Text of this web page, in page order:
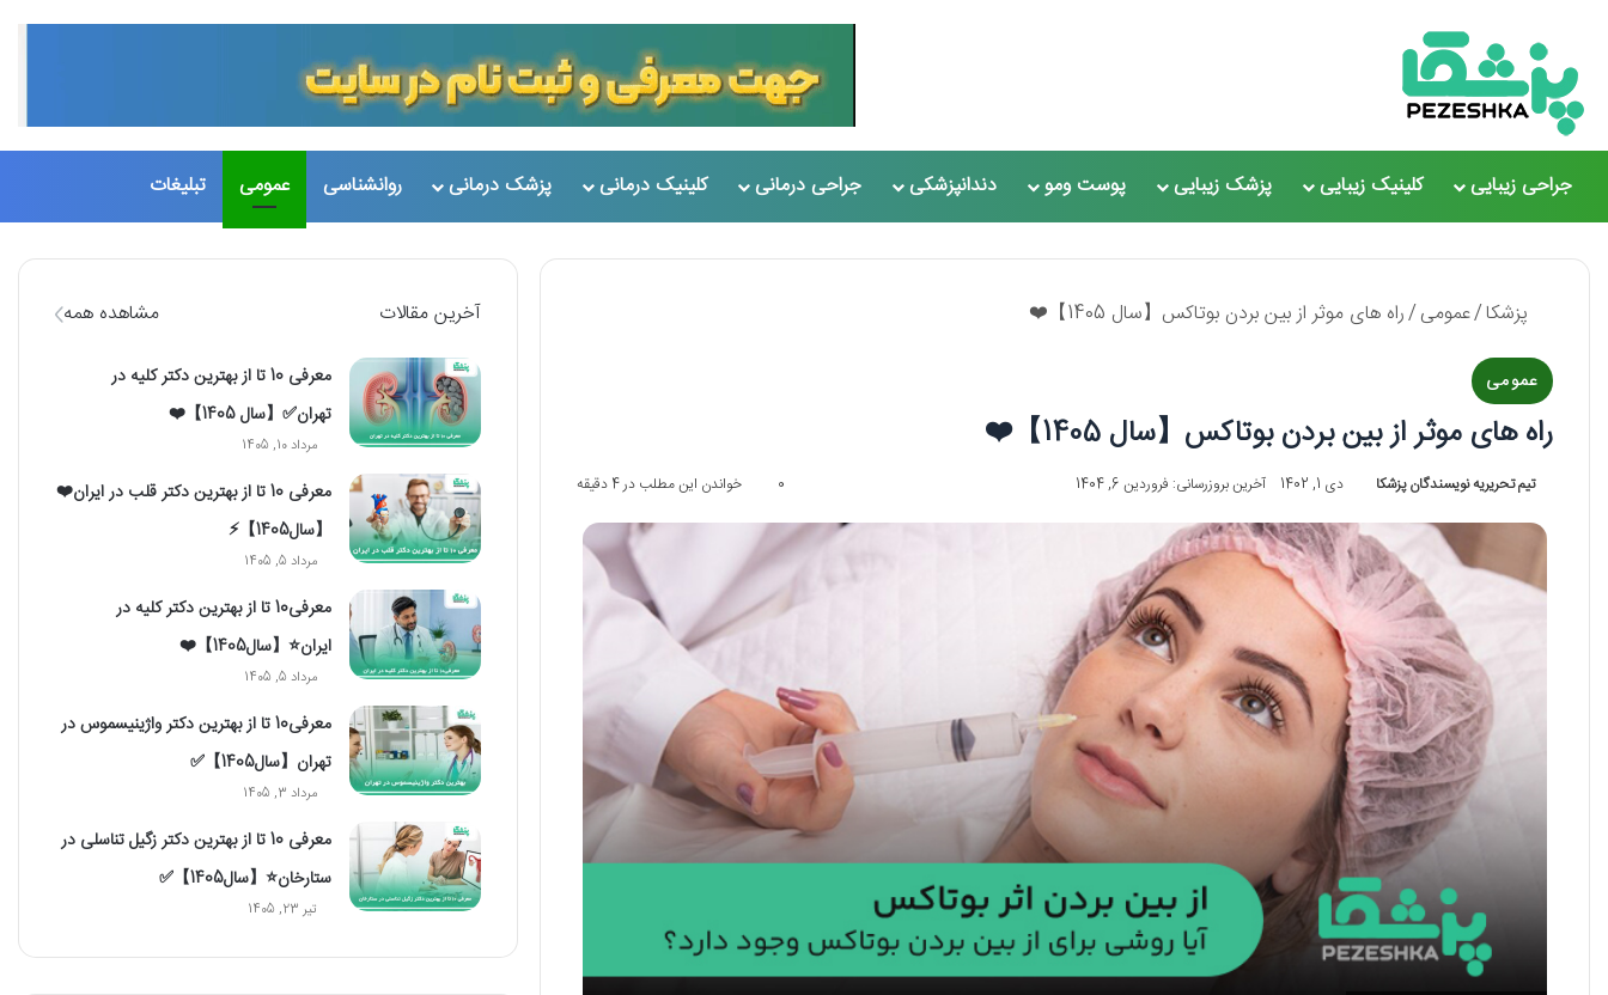
جراحی زیبایی کلینیک زیبایی پزشک زیبایی پوست ومو دندانپزشکی جراحی درمانی کلینیک درمانی پزشک درمانی روانشناسی عمومی تبلیغات
پزشکا/عمومی/راه های موثر از بین بردن بوتاکس【سال 1405】❤️
عمومی
راه های موثر از بین بردن بوتاکس【سال 1405】❤️
تیم تحریریه نویسندگان پزشکا دی 1, 1402 آخرین بروزرسانی: فروردین 6, 1404 0 خواندن این مطلب در 4 دقیقه
آخرین مقالات مشاهده همه
معرفی 10 تا از بهترین دکتر کلیه در
تهران✅【سال 1405】❤️
مرداد 10, 1405
معرفی 10 تا از بهترین دکتر قلب در ایران❤️
【سال1405】⚡️
مرداد 5, 1405
معرفی10 تا از بهترین دکتر کلیه در
ایران⭐【سال1405】❤️
مرداد 5, 1405
معرفی10 تا از بهترین دکتر واژینیسموس در
تهران【سال1405】✅
مرداد 3, 1405
معرفی 10 تا از بهترین دکتر زگیل تناسلی در
ستارخان⭐【سال1405】✅
تیر 23, 1405